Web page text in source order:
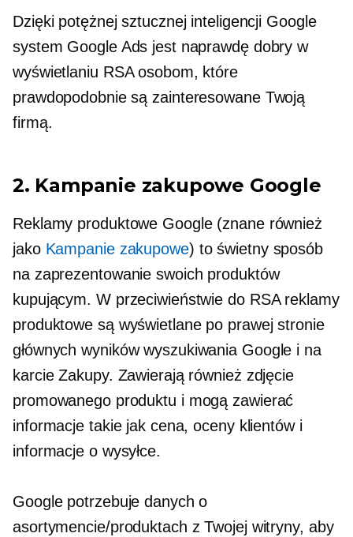
Dzięki potężnej sztucznej inteligencji Google
system Google Ads jest naprawdę dobry w
wyświetlaniu RSA osobom, które
prawdopodobnie są zainteresowane Twoją
firmą.
2. Kampanie zakupowe Google
Reklamy produktowe Google (znane również
jako Kampanie zakupowe) to świetny sposób
na zaprezentowanie swoich produktów
kupującym. W przeciwieństwie do RSA reklamy
produktowe są wyświetlane po prawej stronie
głównych wyników wyszukiwania Google i na
karcie Zakupy. Zawierają również zdjęcie
promowanego produktu i mogą zawierać
informacje takie jak cena, oceny klientów i
informacje o wysyłce.
Google potrzebuje danych o
asortymencie/produktach z Twojej witryny, aby